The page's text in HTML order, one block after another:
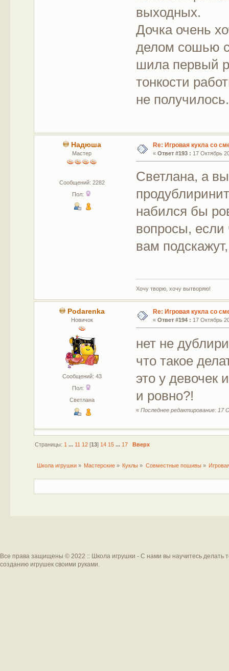
выходных.
Дочка очень
делом сошью
шила первый
тонкости
не получилось.
Надюша
Мастер
Сообщений: 2282
Пол:
Re: Игровая кукла со
« Ответ #193 : 17 Октябрь
Светлана, а
набился бы
вопросы, если
вам
Хочу творю, хочу вытворяю!
Podarenka
Новичок
Сообщений: 43
Пол:
Светлана
Re: Игровая кукла со
« Ответ #194 : 17 Октябрь
нет не
что такое
это у девочек
и ровно?!
«Последнее редактирование: 17
Страницы: 1 ... 11 12[13] 14 15 ... 17 Вверх
Школа игрушки» Мастерские » Куклы » Совместные пошивы»
Все права защищены © 2022 :: Школа игрушки - С нами вы научитесь делать
созданию игрушек своими руками.